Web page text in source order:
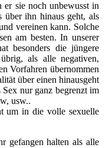
er sie noch unbewusst in
über ihn hinaus geht, als
vereinen kann. Solche
am besten. In unserer
besonders die jüngere
als alle negativen,
Vorfahren übernommen
über einen hinausgeht
nur ganz begrenzt im
usw..
um in die volle sexuelle
gefangen halten als alle